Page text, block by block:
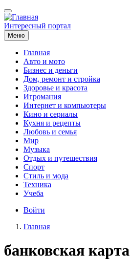
Перейти
к
основному
содержанию
Интересный портал
Меню
Основная
навигация
Главная
Авто и мото
Бизнес и деньги
Дом, ремонт и стройка
Здоровье и красота
Игромания
Интернет и компьютеры
Кино и сериалы
Кухня и рецепты
Любовь и семья
Мир
Музыка
Отдых и путешествия
Спорт
Стиль и мода
Техника
Учеба
Меню
записи
Войти
навигации
Главная
банковская карта